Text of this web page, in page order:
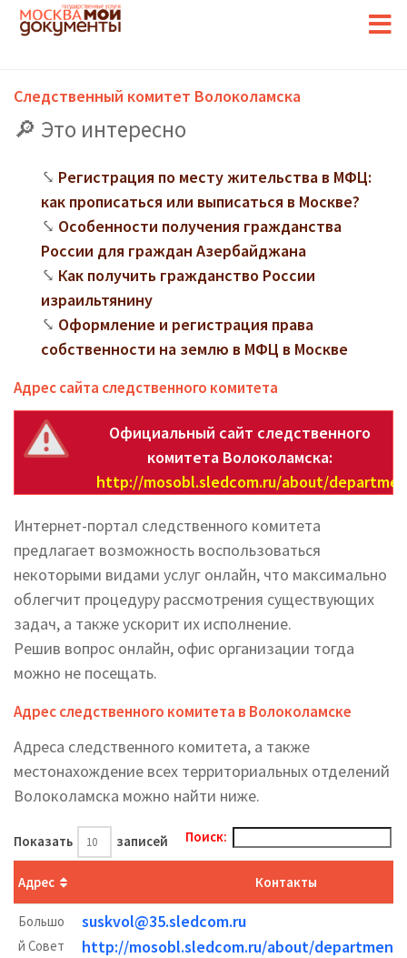
Следственный комитет Волоколамска
Это интересно
Регистрация по месту жительства в МФЦ:
как прописаться или выписаться в Москве?
Особенности получения гражданства
России для граждан Азербайджана
Как получить гражданство России
израильтянину
Оформление и регистрация права
собственности на землю в МФЦ в Москве
Адрес сайта следственного комитета
Официальный сайт следственного
комитета Волоколамска:
http://mosobl.sledcom.ru/about/
Интернет-портал следственного комитета
предлагает возможность воспользоваться
некоторыми видами услуг онлайн, что максимально
облегчит процедуру рассмотрения существующих
задач, а также ускорит их исполнение.
Решив вопрос онлайн, офис организации тогда
можно не посещать.
Адрес следственного комитета в Волоколамске
Адреса следственного комитета, а также
местонахождение всех территориальных отделений
Волоколамска можно найти ниже.
Показать записей Поиск:
Адрес Контакты
Большо
й Совет
suskvol@35.sledcom.ru
http://mosobl.sledcom.ru/about/